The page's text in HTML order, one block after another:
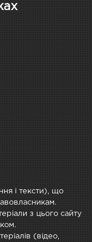
і тексти), що
з цього сайту
(відео,